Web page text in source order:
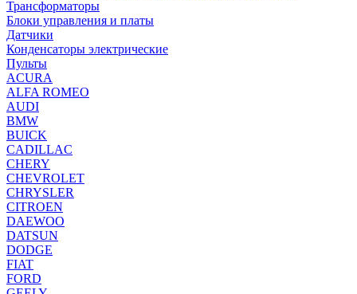
Трансформаторы
Блоки управления и платы
Датчики
Конденсаторы электрические
Пульты
ACURA
ALFA ROMEO
AUDI
BMW
BUICK
CADILLAC
CHERY
CHEVROLET
CHRYSLER
CITROEN
DAEWOO
DATSUN
DODGE
FIAT
FORD